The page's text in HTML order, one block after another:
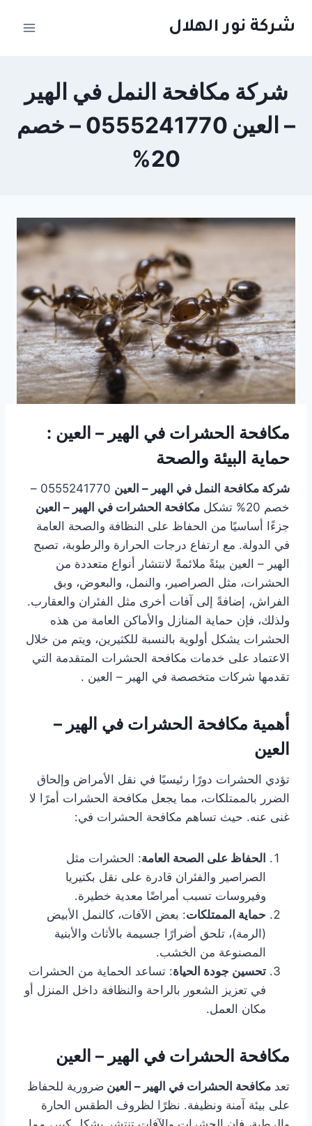
شركة نور الهلال
شركة مكافحة النمل في الهير
– العين 0555241770 – خصم
20%
مكافحة الحشرات في الهير – العين :
حماية البيئة والصحة
شركة مكافحة النمل في الهير – العين
0555241770 –
خصم 20% تشكل
مكافحة الحشرات في الهير – العين
جزءًا أساسيًا من الحفاظ على النظافة والصحة العامة
في الدولة. مع ارتفاع درجات الحرارة والرطوبة، تصبح
الهير – العين بيئةً ملائمةً لانتشار أنواع متعددة من
الحشرات، مثل الصراصير، والنمل، والبعوض، وبق
الفراش، إضافةً إلى آفات أخرى مثل الفئران والعقارب.
ولذلك، فإن حماية المنازل والأماكن العامة من هذه
الحشرات يشكل أولوية بالنسبة للكثيرين، ويتم من خلال
الاعتماد على خدمات مكافحة الحشرات المتقدمة التي
تقدمها شركات متخصصة في الهير – العين .
أهمية مكافحة الحشرات في الهير –
العين
تؤدي الحشرات دورًا رئيسيًا في نقل الأمراض وإلحاق
الضرر بالممتلكات، مما يجعل مكافحة الحشرات أمرًا لا
غنى عنه. حيث تساهم مكافحة الحشرات في:
الحفاظ على الصحة العامة: الحشرات مثل
الصراصير والفئران قادرة على نقل بكتيريا
وفيروسات تسبب أمراضًا معدية خطيرة.
حماية الممتلكات: بعض الآفات، كالنمل الأبيض
(الرمة)، تلحق أضرارًا جسيمة بالأثاث والأبنية
المصنوعة من الخشب.
تحسين جودة الحياة: تساعد الحماية من الحشرات
في تعزيز الشعور بالراحة والنظافة داخل المنزل أو
مكان العمل.
مكافحة الحشرات في الهير – العين
تعد مكافحة الحشرات في الهير – العين ضرورية للحفاظ
على بيئة آمنة ونظيفة. نظرًا لظروف الطقس الحارة